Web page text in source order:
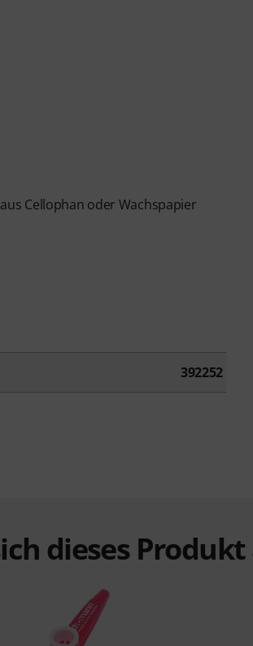
Cellophan oder Wachspapier
392252
dieses